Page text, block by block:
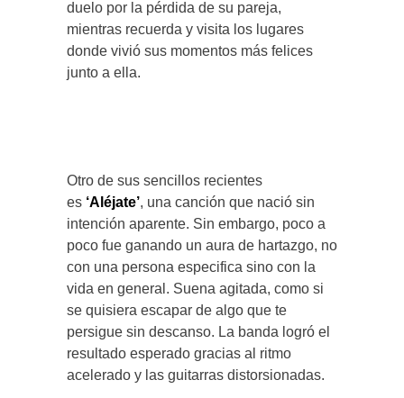
duelo por la pérdida de su pareja,
mientras recuerda y visita los lugares
donde vivió sus momentos más felices
junto a ella.
Otro de sus sencillos recientes
es ‘Aléjate’, una canción que nació sin
intención aparente. Sin embargo, poco a
poco fue ganando un aura de hartazgo, no
con una persona especifica sino con la
vida en general. Suena agitada, como si
se quisiera escapar de algo que te
persigue sin descanso. La banda logró el
resultado esperado gracias al ritmo
acelerado y las guitarras distorsionadas.